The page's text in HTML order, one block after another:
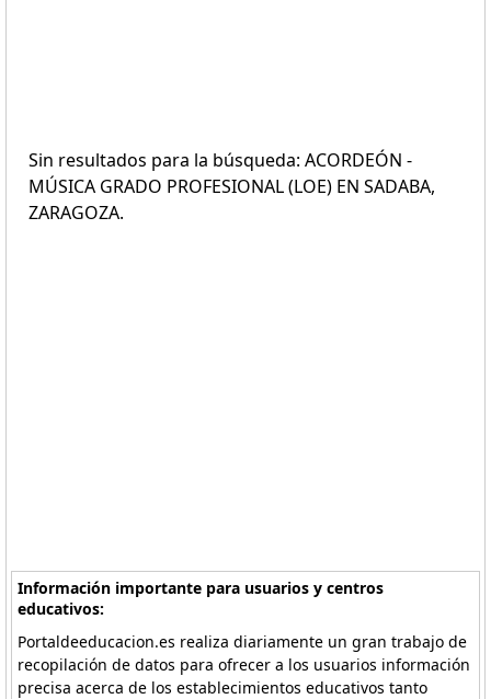
Sin resultados para la búsqueda: ACORDEÓN -
MÚSICA GRADO PROFESIONAL (LOE) EN SADABA,
ZARAGOZA.
Información importante para usuarios y centros
educativos:
Portaldeeducacion.es realiza diariamente un gran trabajo de
recopilación de datos para ofrecer a los usuarios información
precisa acerca de los establecimientos educativos tanto